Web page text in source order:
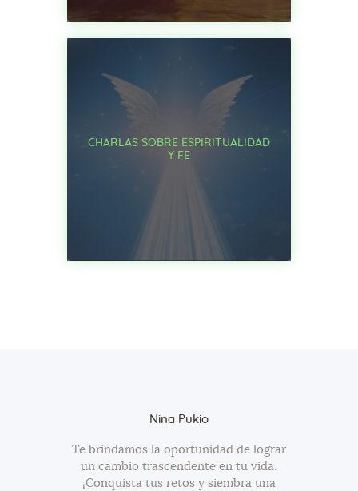
CHARLAS SOBRE ESPIRITUALIDAD
Y FE
Nina Pukio
Te brindamos la oportunidad de lograr
un cambio trascendente en tu vida.
¡Conquista tus retos y siembra una